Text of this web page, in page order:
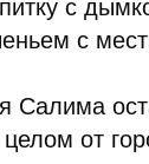
с
с
Салима
от